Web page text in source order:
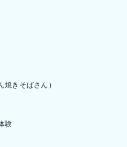
きそばさん）
験